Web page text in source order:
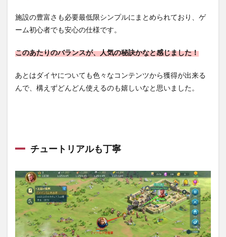
築が
ポイ
ン
3
ング
オブ
感
め
3.1
気付
くと
ドハ
マり
施設の豊富さも必要最低限シンプルにまとめられており、ゲ
ーム初心者でも安心の仕様です。
このあたりのバランスが、人気の秘訣かなと感じました！
あとはダイヤについても色々なコンテンツから獲得が出来る
んで、構えずどんどん使えるのも嬉しいなと思いました。
チュートリアルも丁寧